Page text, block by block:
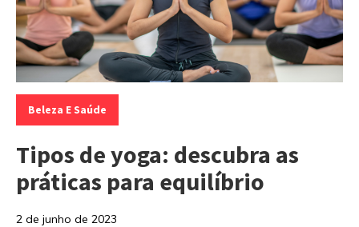
Categorias:
Beleza E Saúde
Tipos de yoga: descubra as
práticas para equilíbrio
2 de junho de 2023